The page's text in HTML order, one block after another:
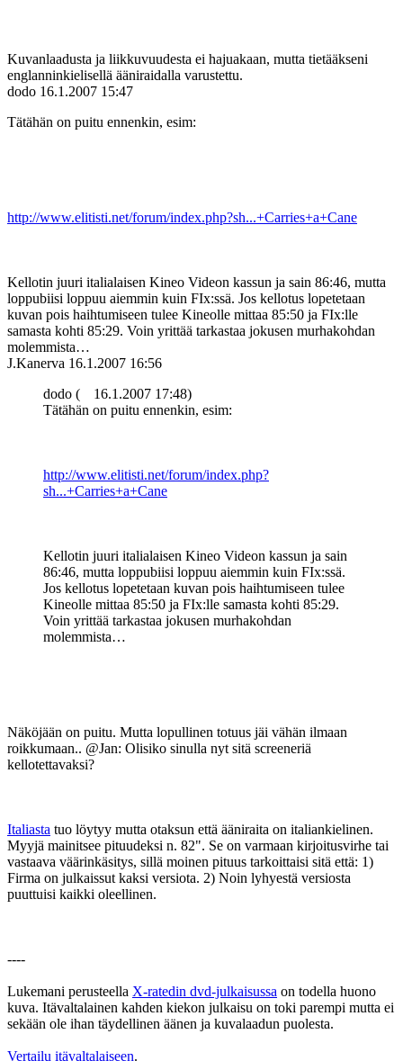
Kuvanlaadusta ja liikkuvuudesta ei hajuakaan, mutta tietääkseni
englanninkielisellä ääniraidalla varustettu.
dodo 16.1.2007 15:47
Tätähän on puitu ennenkin, esim:
http://www.elitisti.net/forum/index.php?sh...+Carries+a+Cane
Kellotin juuri italialaisen Kineo Videon kassun ja sain 86:46, mutta
loppubiisi loppuu aiemmin kuin FIx:ssä. Jos kellotus lopetetaan
kuvan pois haihtumiseen tulee Kineolle mittaa 85:50 ja FIx:lle
samasta kohti 85:29. Voin yrittää tarkastaa jokusen murhakohdan
molemmista…
J.Kanerva 16.1.2007 16:56
dodo (
16.1.2007 17:48)
Tätähän on puitu ennenkin, esim:
http://www.elitisti.net/forum/index.php?
sh...+Carries+a+Cane
Kellotin juuri italialaisen Kineo Videon kassun ja sain
86:46, mutta loppubiisi loppuu aiemmin kuin FIx:ssä.
Jos kellotus lopetetaan kuvan pois haihtumiseen tulee
Kineolle mittaa 85:50 ja FIx:lle samasta kohti 85:29.
Voin yrittää tarkastaa jokusen murhakohdan
molemmista…
Näköjään on puitu. Mutta lopullinen totuus jäi vähän ilmaan
roikkumaan.. @Jan: Olisiko sinulla nyt sitä screeneriä
kellotettavaksi?
Italiasta tuo löytyy mutta otaksun että ääniraita on italiankielinen.
Myyjä mainitsee pituudeksi n. 82". Se on varmaan kirjoitusvirhe tai
vastaava väärinkäsitys, sillä moinen pituus tarkoittaisi sitä että: 1)
Firma on julkaissut kaksi versiota. 2) Noin lyhyestä versiosta
puuttuisi kaikki oleellinen.
----
Lukemani perusteella X-ratedin dvd-julkaisussa on todella huono
kuva. Itävaltalainen kahden kiekon julkaisu on toki parempi mutta ei
sekään ole ihan täydellinen äänen ja kuvalaadun puolesta.
Vertailu itävaltalaiseen.